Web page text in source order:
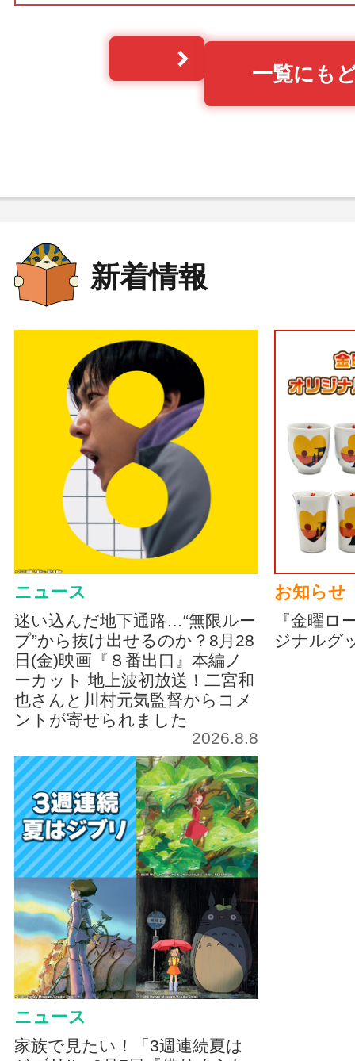
一覧にも
新着情報
ニュース
迷い込んだ地下通路…“無限ルー
プ”から抜け出せるのか？8月28
日(金)映画『８番出口』本編ノ
ーカット 地上波初放送！二宮和
也さんと川村元気監督からコメ
ントが寄せられました
2026.8.8
お知らせ
『金曜ロ
ジナルグ
ニュース
家族で見たい！「3週連続夏は